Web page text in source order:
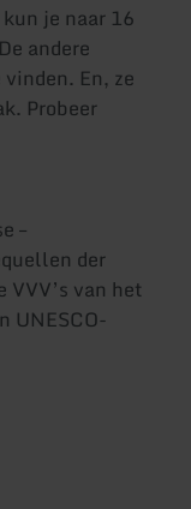
je naar 16
andere
En, ze
Probeer
–
der
van het
UNESCO-